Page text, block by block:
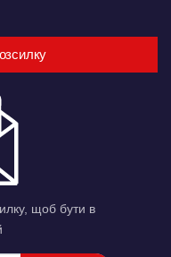
щоб бути в